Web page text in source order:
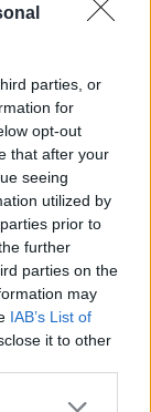
parties, or
for
opt-out
that after your
seeing
utilized by
prior to
further
parties on the
may
IAB’s List of
it to other
more Google
bir hamleye
Kalırsa
İhtimal Gibi
Yücel, dikkat
Maçlara Çok